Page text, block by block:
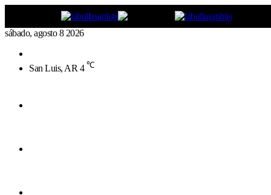
sábado, agosto 8 2026
por
San Luis, AR 4 ℃